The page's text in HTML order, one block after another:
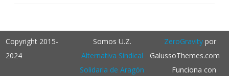
Copyright 2015-
2024
Somos U.Z.
Alternativa Sindical
Solidaria de Aragón
ZeroGravitypor
GalussoThemes.com
Funciona con